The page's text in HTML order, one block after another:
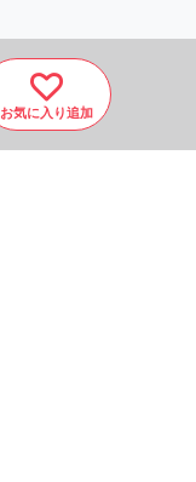
お気に入り追加